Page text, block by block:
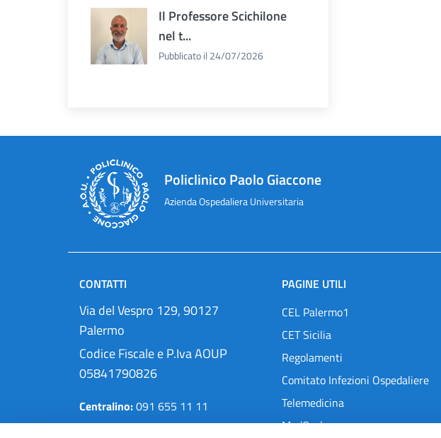
Il Professore Scichilone
nel t...
Pubblicato il 24/07/2026
Policlinico Paolo Giaccone
Azienda Ospedaliera Universitaria
CONTATTI
Via del Vespro 129, 90127
Palermo
Codice Fiscale e P.Iva AOUP
05841790826
Centralino:091 655 11 11
Pec:protocollo@cert.policlinico.pa.it
PAGINE UTILI
CEL Palermo1
CET Sicilia
Regolamenti
Comitato Infezioni Ospedaliere
Telemedicina
MedOral